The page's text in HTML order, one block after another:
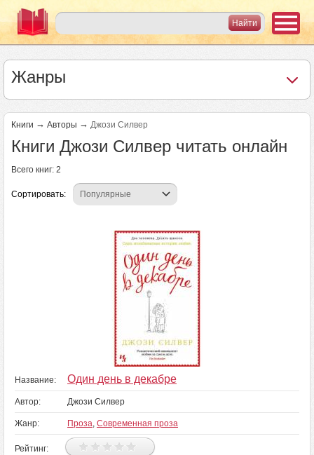
Жанры
Книги → Авторы → Джози Силвер
Книги Джози Силвер читать онлайн
Всего книг: 2
Сортировать:
Название: Один день в декабре
Автор: Джози Силвер
Жанр: Проза, Современная проза
Рейтинг: